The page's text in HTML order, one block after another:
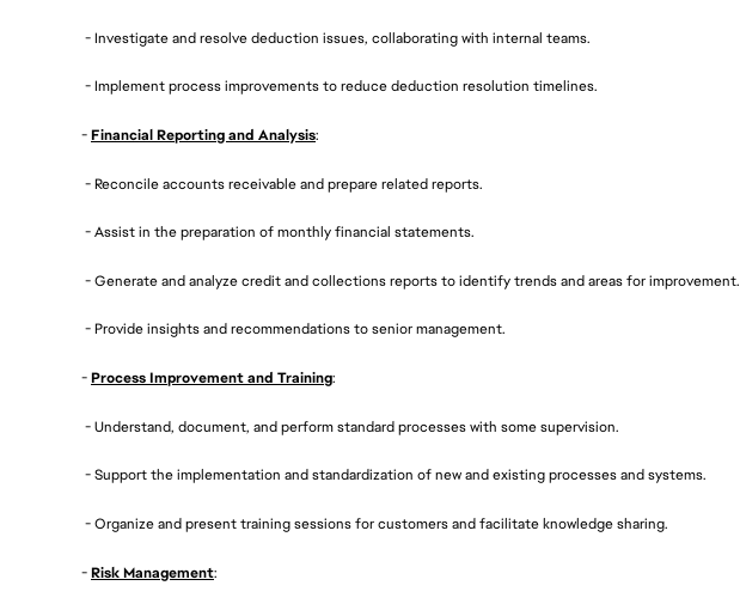
- Investigate and resolve deduction issues, collaborating with internal teams.
- Implement process improvements to reduce deduction resolution timelines.
-Financial Reporting and Analysis:
- Reconcile accounts receivable and prepare related reports.
- Assist in the preparation of monthly financial statements.
- Generate and analyze credit and collections reports to identify trends and areas for improvement.
- Provide insights and recommendations to senior management.
-Process Improvement and Training:
- Understand, document, and perform standard processes with some supervision.
- Support the implementation and standardization of new and existing processes and systems.
- Organize and present training sessions for customers and facilitate knowledge sharing.
-Risk Management: